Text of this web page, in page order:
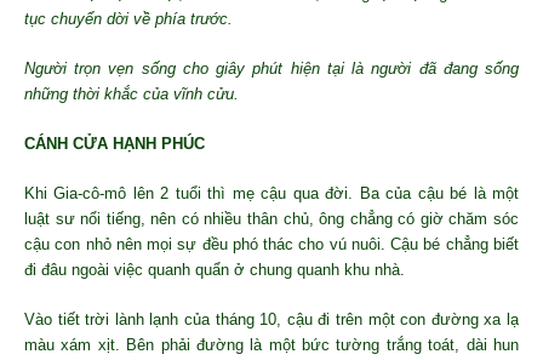
tục chuyển dời về phía trước.
Người trọn vẹn sống cho giây phút hiện tại là người đã đang sống
những thời khắc của vĩnh cửu.
CÁNH CỬA HẠNH PHÚC
Khi Gia-cô-mô lên 2 tuổi thì mẹ cậu qua đời. Ba của cậu bé là một
luật sư nổi tiếng, nên có nhiều thân chủ, ông chẳng có giờ chăm sóc
cậu con nhỏ nên mọi sự đều phó thác cho vú nuôi. Cậu bé chẳng biết
đi đâu ngoài việc quanh quẩn ở chung quanh khu nhà.
Vào tiết trời lành lạnh của tháng 10, cậu đi trên một con đường xa lạ
màu xám xịt. Bên phải đường là một bức tường trắng toát, dài hun